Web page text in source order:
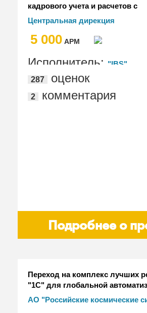
кадрового учета и расчетов с
персоналом (КУиРЗП) для 69
учреждений "РЖД-Медицина" на
"1С:ЗУП КОРП" и "1С:Облачная
Центральная дирекция
5 000 АРМ
Исполнитель: "IBS"
287
оценок
2 комментария
Подробнее о
Переход на комплекс лучших
"1С" для глобальной
предприятий холдинга ракетно-
АО "Российские космические